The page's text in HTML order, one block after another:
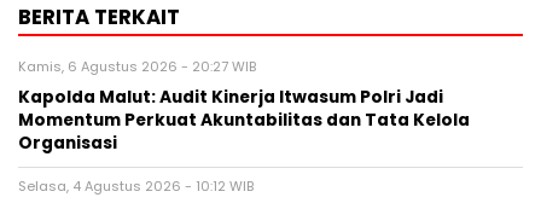
BERITA TERKAIT
Kamis, 6 Agustus 2026 - 20:27 WIB
Kapolda Malut: Audit Kinerja Itwasum Polri Jadi
Momentum Perkuat Akuntabilitas dan Tata Kelola
Organisasi
Selasa, 4 Agustus 2026 - 10:12 WIB